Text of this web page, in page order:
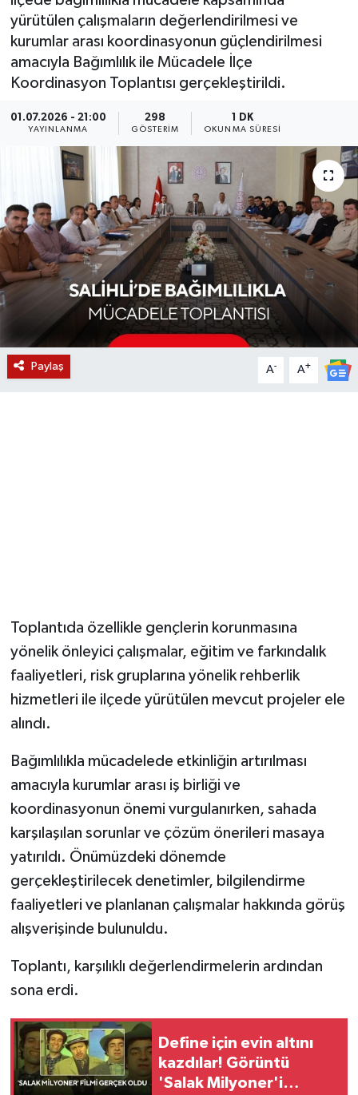
yürütülen çalışmaların değerlendirilmesi ve
kurumlar arası koordinasyonun güçlendirilmesi
amacıyla Bağımlılık ile Mücadele İlçe
Koordinasyon Toplantısı gerçekleştirildi.
01.07.2026 - 21:00
YAYINLANMA
298
GÖSTERIM
1 DK
OKUNMA SÜRESI
Paylaş A- A+
Toplantıda özellikle gençlerin korunmasına
yönelik önleyici çalışmalar, eğitim ve farkındalık
faaliyetleri, risk gruplarına yönelik rehberlik
hizmetleri ile ilçede yürütülen mevcut projeler ele
alındı.
Bağımlılıkla mücadelede etkinliğin artırılması
amacıyla kurumlar arası iş birliği ve
koordinasyonun önemi vurgulanırken, sahada
karşılaşılan sorunlar ve çözüm önerileri masaya
yatırıldı. Önümüzdeki dönemde
gerçekleştirilecek denetimler, bilgilendirme
faaliyetleri ve planlanan çalışmalar hakkında görüş
alışverişinde bulunuldu.
Toplantı, karşılıklı değerlendirmelerin ardından
sona erdi.
Define için evin altını
kazdılar! Görüntü
'Salak Milyoner'i
KÜLTÜR SANAT
YAŞAM
LIFE
SARIGÖL
SARUHANLI
SELENDİ
KIRKAĞAÇ
DEMİRCİ
GÖLMARMARA
GÖRDES
KÖPRÜBAŞI
SOMA
KÖPRÜBAŞI
KULA
SALİHLİ
SARIGÖL
SARUHANLI
ŞEHZADELER
SELENDİ
SOMA
TURGUTLU
EKONOMİ
EĞİTİM
KÜLTÜR SANAT
SPOR
YAŞAM
LIFE
BİLİM VE TEKNOLOJİ
YAZARLAR
MANİSA'NIN YÖRESEL LEZZETLERİ